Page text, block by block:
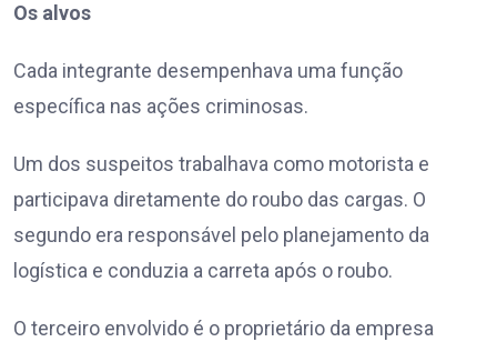
Os alvos
Cada integrante desempenhava uma função
específica nas ações criminosas.
Um dos suspeitos trabalhava como motorista e
participava diretamente do roubo das cargas. O
segundo era responsável pelo planejamento da
logística e conduzia a carreta após o roubo.
O terceiro envolvido é o proprietário da empresa